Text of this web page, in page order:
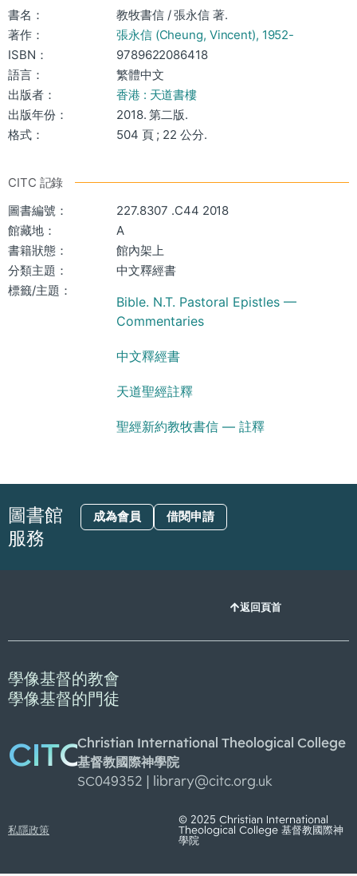
書名：
教牧書信 / 張永信 著.
著作：
張永信 (Cheung, Vincent), 1952-
ISBN：
9789622086418
語言：
繁體中文
出版者：
香港 : 天道書樓
出版年份：
2018. 第二版.
格式：
504 頁 ; 22 公分.
CITC 記錄
圖書編號：
227.8307 .C44 2018
館藏地：
A
書籍狀態：
館內架上
分類主題：
中文釋經書
標籤/主題：
Bible. N.T. Pastoral Epistles —
Commentaries
中文釋經書
天道聖經註釋
聖經新約教牧書信 — 註釋
圖書館
服務
成為會員 借閱申請
返回頁首
學像基督的教會
學像基督的門徒
CITCChristian International Theological College
基督教國際神學院
SC049352 |
library@citc.org.uk
私隱政策
© 2025 Christian International
Theological College 基督教國際神
學院